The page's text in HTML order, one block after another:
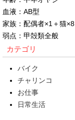
血液：AB型
家族：配偶者×1＋猫×8
弱点：甲殻類全般
カテゴリ
バイク
チャリンコ
お仕事
日常生活